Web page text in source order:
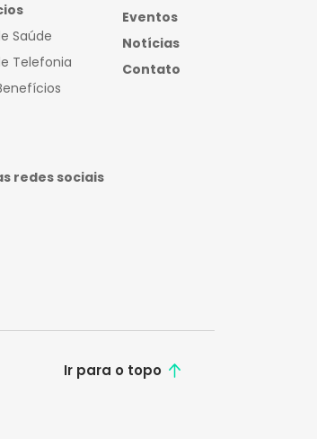
Saúde
Telefonia
Eventos
Notícias
Contato
redes sociais
Ir para o topo